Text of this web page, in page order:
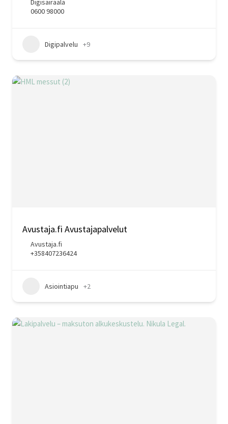
Digisairaala
0600 98000
Digipalvelu +9
Avustaja.fi Avustajapalvelut
Avustaja.fi
+358407236424
Asiointiapu +2